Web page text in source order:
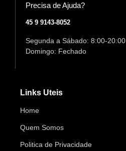
Precisa de Ajuda?
45 9 9143-8052
Segunda a Sábado: 8:00-20:00
Domingo: Fechado
Links Uteis
Home
Quem Somos
Politica de Privacidade